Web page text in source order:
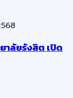
าลัยรังสิต เปิด